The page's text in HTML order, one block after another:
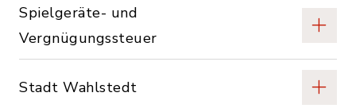
Spielgeräte- und
Vergnügungssteuer
Stadt Wahlstedt